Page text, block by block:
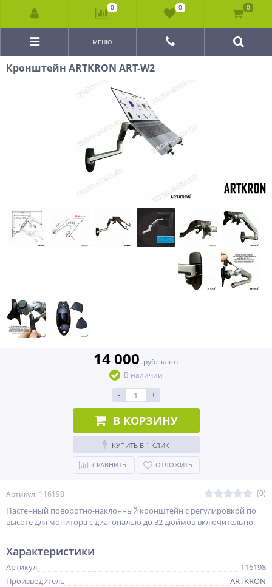
МЕНЮ
Кронштейн ARTKRON ART-W2
Артикул: 116198 (0)
Настенный поворотно-наклонный кронштейн c регулировкой по
высоте для монитора с диагональю до 32 дюймов включительно.
14 000 руб. за шт
В наличии
- +
В КОРЗИНУ
КУПИТЬ В 1 КЛИК
СРАВНИТЬ ОТЛОЖИТЬ
Характеристики
Артикул
116198
Производитель
ARTKRON
0 0 0